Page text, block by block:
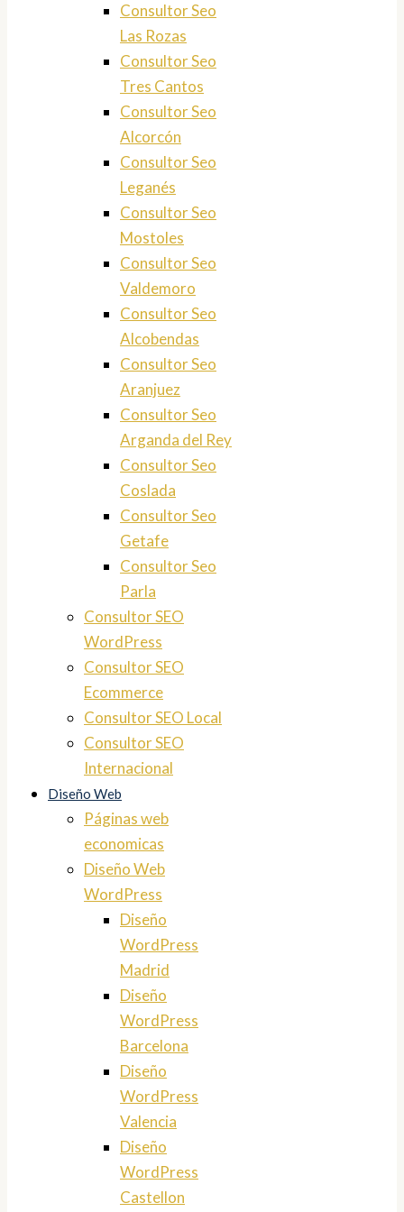
Consultor Seo
Las Rozas
Consultor Seo
Tres Cantos
Consultor Seo
Alcorcón
Consultor Seo
Leganés
Consultor Seo
Mostoles
Consultor Seo
Valdemoro
Consultor Seo
Alcobendas
Consultor Seo
Aranjuez
Consultor Seo
Arganda del Rey
Consultor Seo
Coslada
Consultor Seo
Getafe
Consultor Seo
Parla
Consultor SEO
WordPress
Consultor SEO
Ecommerce
Consultor SEO Local
Consultor SEO
Internacional
Diseño Web
Páginas web
economicas
Diseño Web
WordPress
Diseño
WordPress
Madrid
Diseño
WordPress
Barcelona
Diseño
WordPress
Valencia
Diseño
WordPress
Castellon